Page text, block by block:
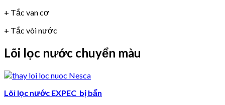
+ Tắc van cơ
+ Tắc vòi nước
Lõi lọc nước chuyển màu
Lõi lọc nước EXPEC bị bẩn